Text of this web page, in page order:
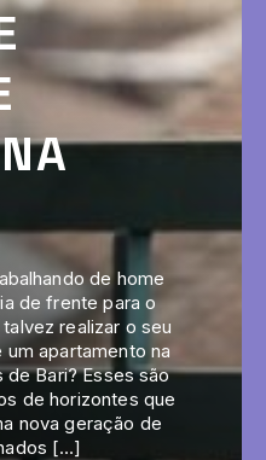
de home
de frente para o
realizar o seu
um apartamento na
de Bari? Esses são
de horizontes que
nova geração de
[…]